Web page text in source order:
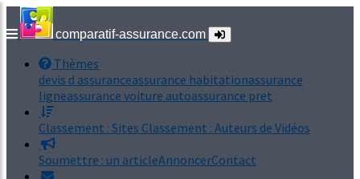
comparatif-assurance.com
Thèmes
devis d assuranceassurance habitationassurance
ligneassurance voiture autoassurance pret
Classement : Sites Classement : Auteurs de Vidéos
Soumettre : un articleAnnoncerContact